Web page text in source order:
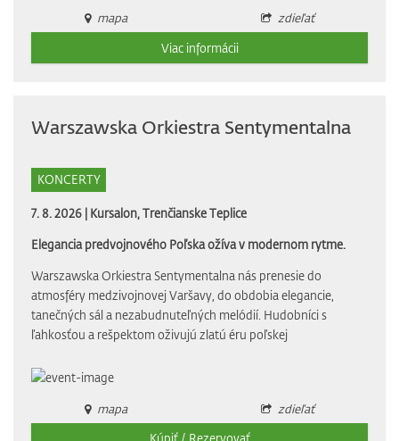
mapa
zdieľať
Viac informácii
Warszawska Orkiestra Sentymentalna
KONCERTY
7. 8. 2026 | Kursalon, Trenčianske Teplice
Elegancia predvojnového Poľska ožíva v modernom rytme.
Warszawska Orkiestra Sentymentalna nás prenesie do
atmosféry medzivojnovej Varšavy, do obdobia elegancie,
tanečných sál a nezabudnuteľných melódií. Hudobníci s
ľahkosťou a rešpektom oživujú zlatú éru poľskej
mapa
zdieľať